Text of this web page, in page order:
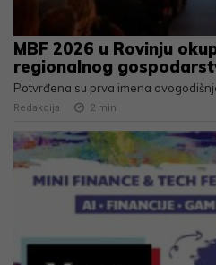
MBF 2026 u Rovinju
regionalnog
Potvrđena su prva imena
Redakcija 2 min